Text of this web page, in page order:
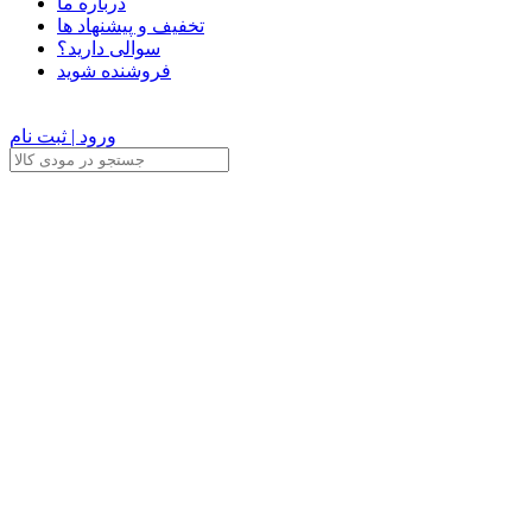
تخفیف و پیشنهاد ها
سوالی دارید؟
فروشنده شوید
ورود | ثبت نام